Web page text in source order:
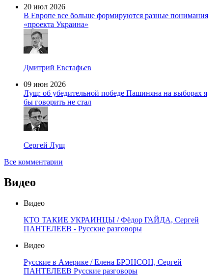
20 июл 2026
В Европе все больше формируются разные понимания
«проекта Украина»
Дмитрий Евстафьев
09 июн 2026
Лущ: об убедительной победе Пашиняна на выборах я
бы говорить не стал
Сергей Лущ
Все комментарии
Видео
Видео
КТО ТАКИЕ УКРАИНЦЫ / Фёдор ГАЙДА, Сергей
ПАНТЕЛЕЕВ - Русские разговоры
Видео
Русские в Америке / Елена БРЭНСОН, Сергей
ПАНТЕЛЕЕВ Русские разговоры